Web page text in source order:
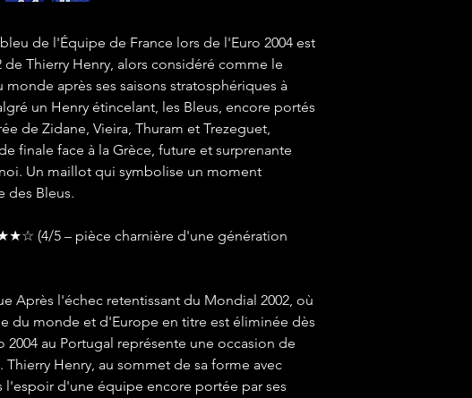
de l'Équipe de France lors de l'Euro 2004 est
Thierry Henry, alors considéré comme le
après ses saisons stratosphériques à
un Henry étincelant, les Bleus, encore portés
de Zidane, Vieira, Thuram et Trezeguet,
finale face à la Grèce, future et surprenante
Un maillot qui symbolise un moment
des Bleus.
(4/5 – pièce charnière d'une génération
Après l'échec retentissant du Mondial 2002, où
du monde et d'Europe en titre est éliminée dès
2004 au Portugal représente une occasion de
Thierry Henry, au sommet de sa forme avec
l'espoir d'une équipe encore portée par ses